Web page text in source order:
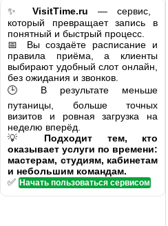
✨ VisitTime.ru — сервис,
который превращает запись в
понятный и быстрый процесс.
📅 Вы создаёте расписание и
правила приёма, а клиенты
выбирают удобный слот онлайн,
без ожидания и звонков.
🕒 В результате меньше
путаницы, больше точных
визитов и ровная загрузка на
неделю вперёд.
💡 Подходит тем, кто
оказывает услуги по времени:
мастерам, студиям, кабинетам
и небольшим командам.
✅ Начать пользоваться сервисом